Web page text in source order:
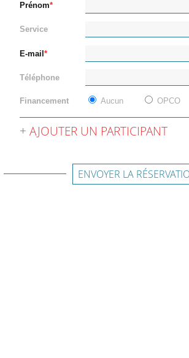
Prénom
Service
E-mail
Téléphone
Financement Aucun OPCO
AJOUTER UN PARTICIPANT
ENVOYER LA